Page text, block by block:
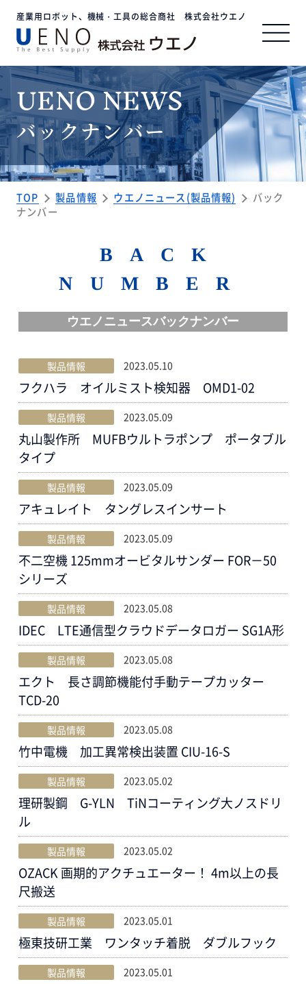
産業用ロボット、機械・工具の総合商社 株式会社ウエノ
事業内容
企業情報
サステナビリティ
お問い合わせ
English
UENO NEWS
バックナンバー
TOP 製品情報 ウエノニュース(製品情報)
バック
ナンバー
BACK
NUMBER
ウエノニュースバックナンバー
製品情報 2023.05.10
フクハラ オイルミスト検知器 OMD1-02
製品情報 2023.05.09
丸山製作所 MUFBウルトラポンプ ポータブル
タイプ
製品情報 2023.05.09
アキュレイト タングレスインサート
製品情報 2023.05.09
不二空機 125mmオービタルサンダー FOR－50
シリーズ
製品情報 2023.05.08
IDEC LTE通信型クラウドデータロガー SG1A形
製品情報 2023.05.08
エクト 長さ調節機能付手動テープカッター
TCD-20
製品情報 2023.05.08
竹中電機 加工異常検出装置 CIU-16-S
製品情報 2023.05.02
理研製鋼 G-YLN TiNコーティング大ノスドリ
ル
製品情報 2023.05.02
OZACK 画期的アクチュエーター！ 4m以上の長
尺搬送
製品情報 2023.05.01
極東技研工業 ワンタッチ着脱 ダブルフック
製品情報 2023.05.01